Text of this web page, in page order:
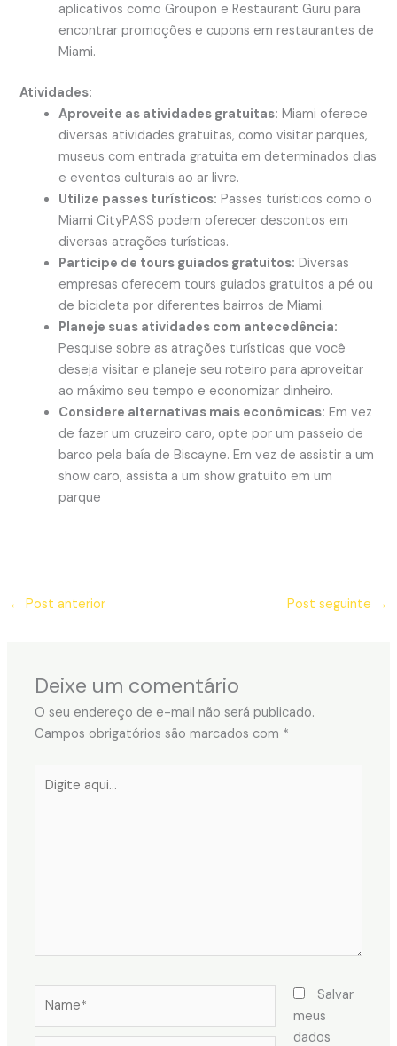
aplicativos como Groupon e Restaurant Guru para
encontrar promoções e cupons em restaurantes de
Miami.
Atividades:
Aproveite as atividades gratuitas: Miami oferece
diversas atividades gratuitas, como visitar parques,
museus com entrada gratuita em determinados dias
e eventos culturais ao ar livre.
Utilize passes turísticos: Passes turísticos como o
Miami CityPASS podem oferecer descontos em
diversas atrações turísticas.
Participe de tours guiados gratuitos: Diversas
empresas oferecem tours guiados gratuitos a pé ou
de bicicleta por diferentes bairros de Miami.
Planeje suas atividades com antecedência:
Pesquise sobre as atrações turísticas que você
deseja visitar e planeje seu roteiro para aproveitar
ao máximo seu tempo e economizar dinheiro.
Considere alternativas mais econômicas: Em vez
de fazer um cruzeiro caro, opte por um passeio de
barco pela baía de Biscayne. Em vez de assistir a um
show caro, assista a um show gratuito em um
parque
← Post anterior Post seguinte →
Deixe um comentário
O seu endereço de e-mail não será publicado.
Campos obrigatórios são marcados com *
aqui...
Salvar
meus
dados